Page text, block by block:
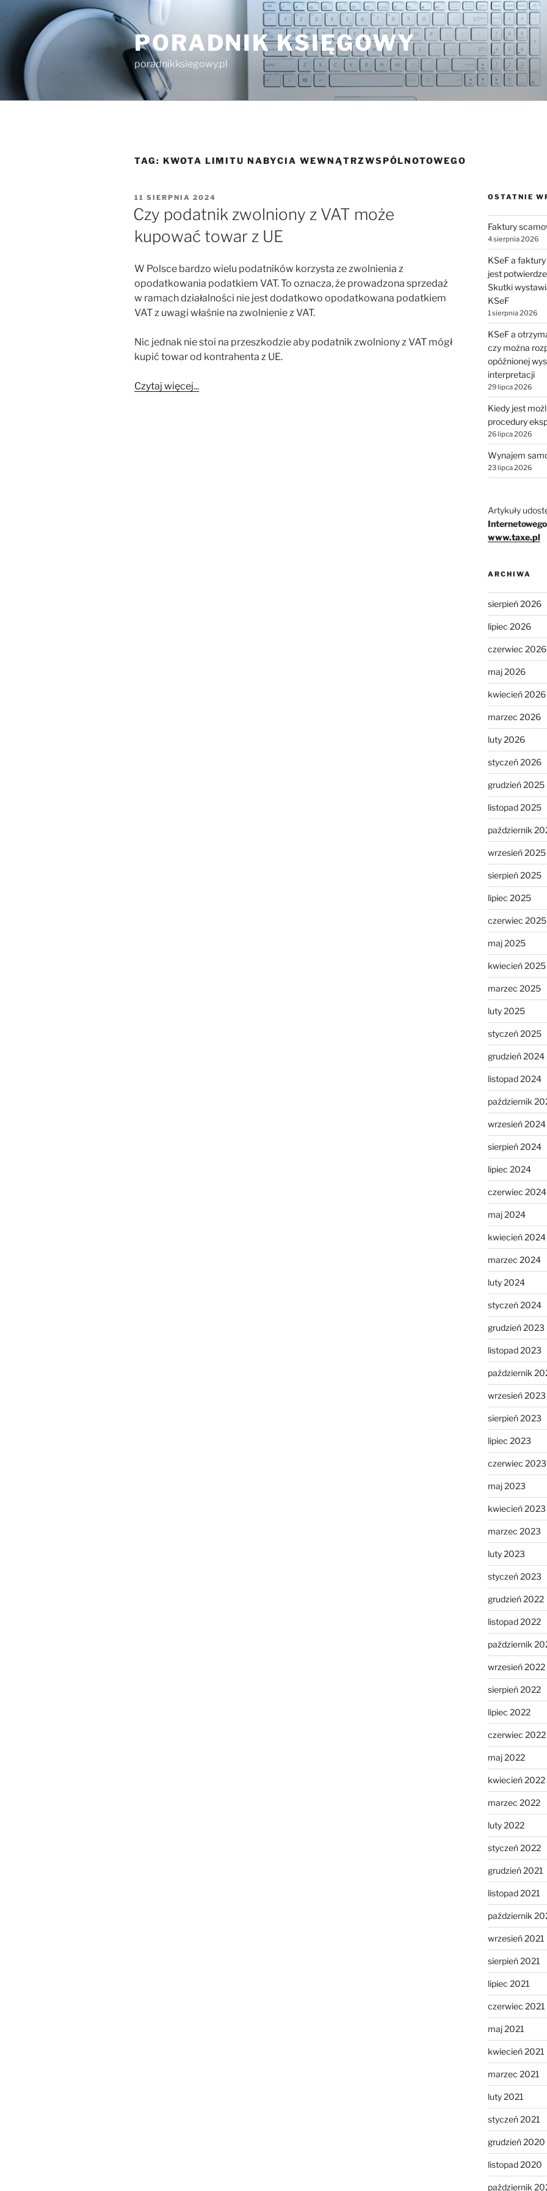
Przejdź
treści
PORADNIK KSIĘGOWY
poradnikksiegowy.pl
TAG: KWOTA LIMITU NABYCIA WEWNĄTRZWSPÓLNOTOWEGO
OPUBLIKOWANE
W
11 SIERPNIA 2024
Czy podatnik zwolniony z VAT może
kupować towar z UE
W Polsce bardzo wielu podatników korzysta ze zwolnienia z
opodatkowania podatkiem VAT. To oznacza, że prowadzona sprzedaż
w ramach działalności nie jest dodatkowo opodatkowana podatkiem
VAT z uwagi właśnie na zwolnienie z VAT.
Nic jednak nie stoi na przeszkodzie aby podatnik zwolniony z VAT mógł
kupić towar od kontrahenta z UE.
Czytaj więcej...
OSTATNIE
Faktury
4 sierpnia 2026
KSeF a
jest
Skutki
KSeF
1 sierpnia 2026
KSeF a
czy można
opóźnionej
interpretacji
29 lipca 2026
Kiedy jest
procedury
26 lipca 2026
Wynajem
23 lipca 2026
Artykuły
www.taxe.pl
ARCHIWA
sierpień 2026
lipiec 2026
czerwiec 2026
maj 2026
kwiecień 2026
marzec 2026
luty 2026
styczeń 2026
grudzień 2025
listopad 2025
październik
wrzesień 2025
sierpień 2025
lipiec 2025
czerwiec 2025
maj 2025
kwiecień 2025
marzec 2025
luty 2025
styczeń 2025
grudzień 2024
listopad 2024
październik
wrzesień 2024
sierpień 2024
lipiec 2024
czerwiec 2024
maj 2024
kwiecień 2024
marzec 2024
luty 2024
styczeń 2024
grudzień 2023
listopad 2023
październik
wrzesień 2023
sierpień 2023
lipiec 2023
czerwiec 2023
maj 2023
kwiecień 2023
marzec 2023
luty 2023
styczeń 2023
grudzień 2022
listopad 2022
październik
wrzesień 2022
sierpień 2022
lipiec 2022
czerwiec 2022
maj 2022
kwiecień 2022
marzec 2022
luty 2022
styczeń 2022
grudzień 2021
listopad 2021
październik
wrzesień 2021
sierpień 2021
lipiec 2021
czerwiec 2021
maj 2021
kwiecień 2021
marzec 2021
luty 2021
styczeń 2021
grudzień 2020
listopad 2020
październik